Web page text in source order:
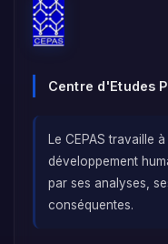
Centre d'Etudes
Le CEPAS travaille
développement
par ses analyses,
conséquentes.